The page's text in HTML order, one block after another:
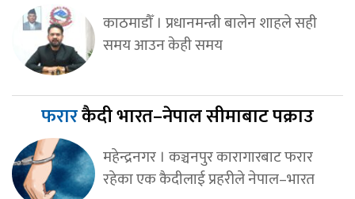
काठमाडौँ । प्रधानमन्त्री बालेन शाहले सही
समय आउन केही समय
फरारकैदी भारत–नेपाल सीमाबाट पक्राउ
महेन्द्रनगर । कञ्चनपुर कारागारबाट फरार
रहेका एक कैदीलाई प्रहरीले नेपाल–भारत